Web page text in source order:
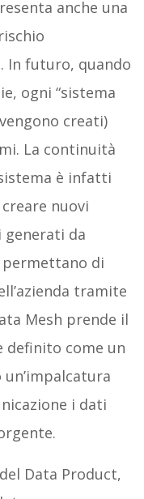
anche una
In futuro, quando
ogni “sistema
creati)
La continuità
è infatti
nuovi
da
permettano di
tramite
Mesh prende il
definito come un
i dati
Data Product,